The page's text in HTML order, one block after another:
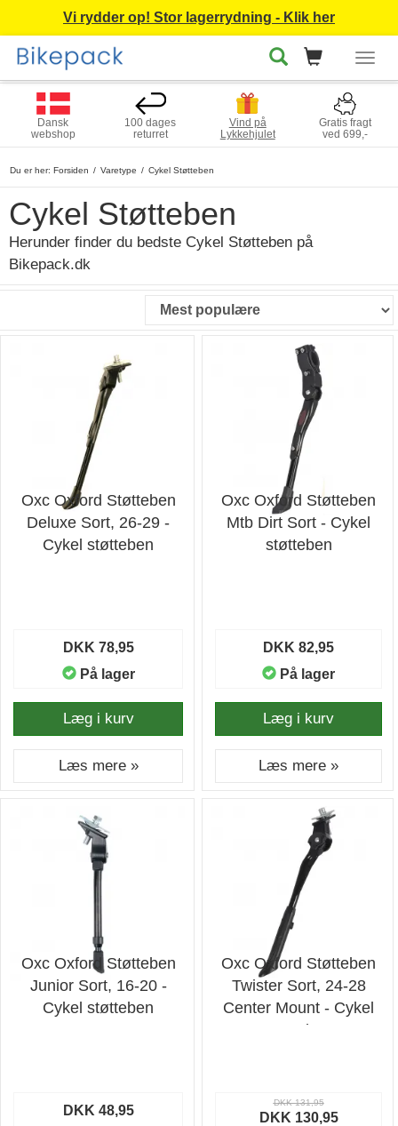
Vi rydder op! Stor lagerrydning - Klik her
Dansk
webshop
100 dages
returret
Vind på
Lykkehjulet
Gratis fragt
ved 699,-
Du er her: Forsiden Varetype Cykel Støtteben
Cykel Støtteben
Herunder finder du bedste Cykel Støtteben på
Bikepack.dk
Oxc Oxford Støtteben
Deluxe Sort, 26-29 -
Cykel støtteben
DKK 78,95
På lager
Læg i kurv
Læs mere »
Oxc Oxford Støtteben
Mtb Dirt Sort - Cykel
støtteben
DKK 82,95
På lager
Læg i kurv
Læs mere »
Oxc Oxford Støtteben
Junior Sort, 16-20 -
Cykel støtteben
DKK 48,95
Oxc Oxford Støtteben
Twister Sort, 24-28
Center Mount - Cykel
støtteben
DKK 131,95
DKK 130,95